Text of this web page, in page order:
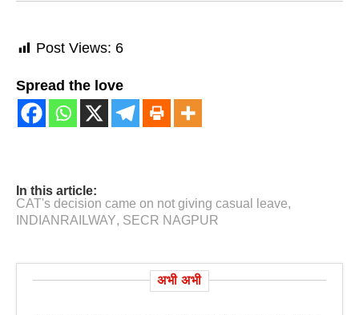
Post Views: 6
Spread the love
In this article:
CAT's decision came on not giving casual leave,
INDIANRAILWAY, SECR NAGPUR
अभी अभी